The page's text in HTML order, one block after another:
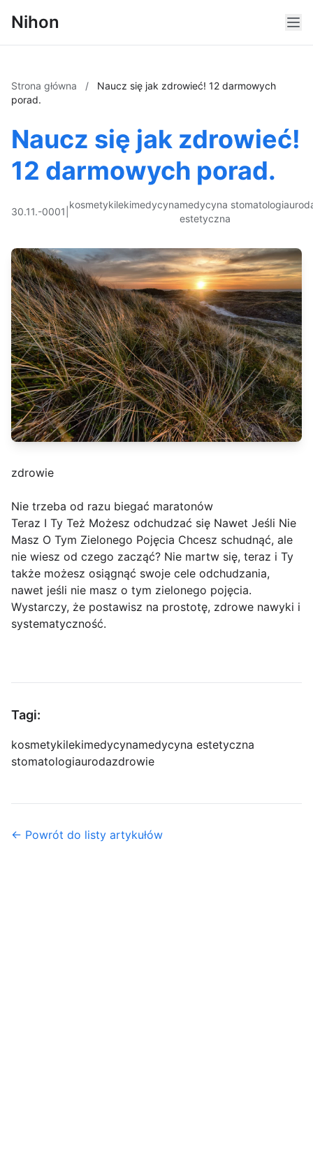
Nihon
Strona główna /
Naucz się jak zdrowieć! 12 darmowych
porad.
Naucz się jak zdrowieć!
12 darmowych porad.
30.11.-0001
kosmetykilekimedycynamedycyna
estetyczna
stomatologia
zdrowie
Nie trzeba od razu biegać maratonów
Teraz I Ty Też Możesz odchudzać się Nawet Jeśli Nie
Masz O Tym Zielonego Pojęcia Chcesz schudnąć, ale
nie wiesz od czego zacząć? Nie martw się, teraz i Ty
także możesz osiągnąć swoje cele odchudzania,
nawet jeśli nie masz o tym zielonego pojęcia.
Wystarczy, że postawisz na prostotę, zdrowe nawyki i
systematyczność.
Tagi:
kosmetykilekimedycynamedycyna estetyczna
stomatologiaurodazdrowie
← Powrót do listy artykułów